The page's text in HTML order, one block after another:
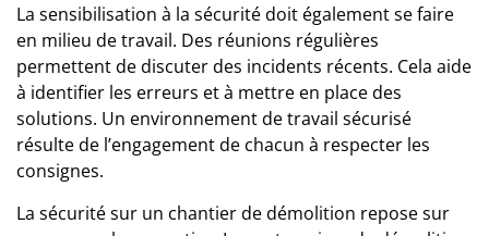
La sensibilisation à la sécurité doit également se faire
en milieu de travail. Des réunions régulières
permettent de discuter des incidents récents. Cela aide
à identifier les erreurs et à mettre en place des
solutions. Un environnement de travail sécurisé
résulte de l’engagement de chacun à respecter les
consignes.
La sécurité sur un chantier de démolition repose sur